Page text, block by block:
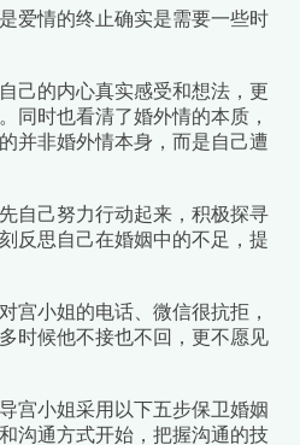
爱情的终止确实是需要一些时
己的内心真实感受和想法，更
同时也看清了婚外情的本质，
并非婚外情本身，而是自己遭
自己努力行动起来，积极探寻
反思自己在婚姻中的不足，提
宫小姐的电话、微信很抗拒，
时候他不接也不回，更不愿见
宫小姐采用以下五步保卫婚姻
沟通方式开始，把握沟通的技